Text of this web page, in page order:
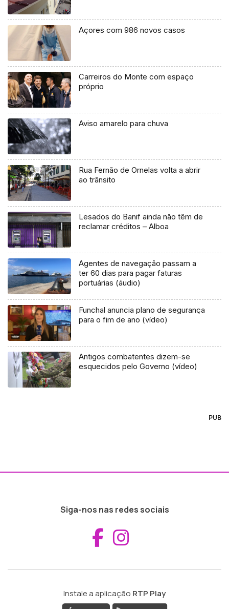
Açores com 986 novos casos
Carreiros do Monte com espaço
próprio
Aviso amarelo para chuva
Rua Fernão de Ornelas volta a abrir
ao trânsito
Lesados do Banif ainda não têm de
reclamar créditos – Alboa
Agentes de navegação passam a
ter 60 dias para pagar faturas
portuárias (áudio)
Funchal anuncia plano de segurança
para o fim de ano (vídeo)
Antigos combatentes dizem-se
esquecidos pelo Governo (vídeo)
PUB
Siga-nos nas redes sociais
Aceder ao
Instale a aplicação RTP Play